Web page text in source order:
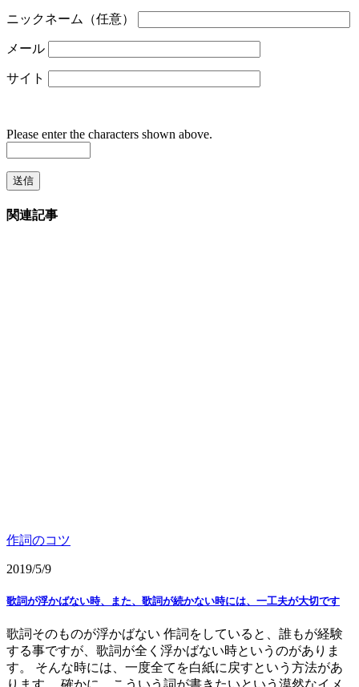
ニックネーム（任意）
メール
サイト
Please enter the characters shown above.
関連記事
作詞のコツ
2019/5/9
歌詞が浮かばない時、また、歌詞が続かない時には、一工夫が大切です
歌詞そのものが浮かばない 作詞をしていると、誰もが経験
する事ですが、歌詞が全く浮かばない時というのがありま
す。 そんな時には、一度全てを白紙に戻すという方法があ
ります。 確かに、こういう詞が書きたいという漠然なイメ